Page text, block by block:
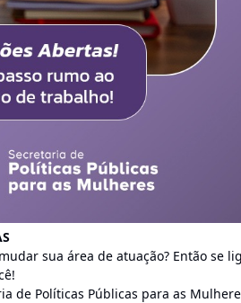
sua área de atuação? Então se
de Políticas Públicas para as